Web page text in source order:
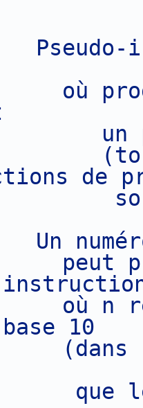
Pseudo-
où
un
de
Un
peut
où n
10
(dans
que